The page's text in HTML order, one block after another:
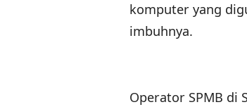
komputer yang
imbuhnya.
Operator SPMB di